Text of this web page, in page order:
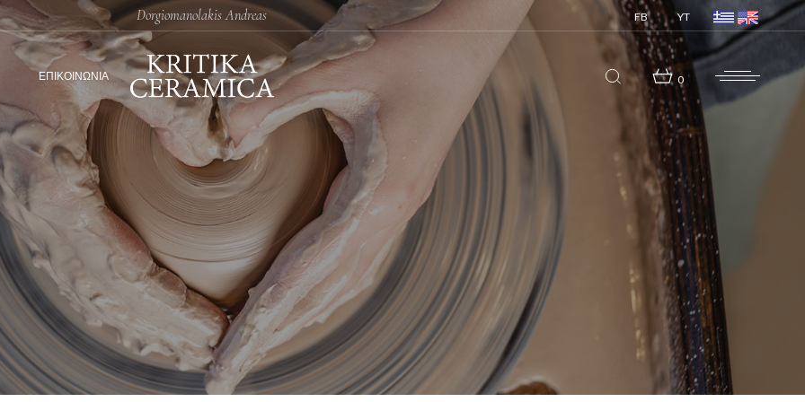
Dorgiomanolakis Andreas FB YT
ΕΠΙΚΟΙΝΩΝΙΑ 0